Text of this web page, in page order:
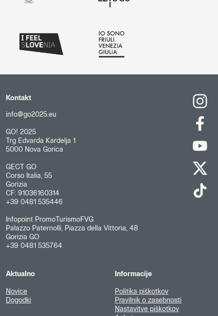
Kontakt
info@go2025.eu
GO! 2025
Trg Edvarda Kardelja 1
5000 Nova Gorica
GECT GO
Corso Italia, 55
Gorizia
CF: 91036160314
+39 0481 535446
Infopoint PromoTurismoFVG
Palazzo Paternolli, Piazza della Vittoria, 48
Gorizia GO
+39 0481 535764
Aktualno
Novice
Dogodki
Informacije
Politika piškotkov
Pravilnik o zasebnosti
Nastavitve piškotkov